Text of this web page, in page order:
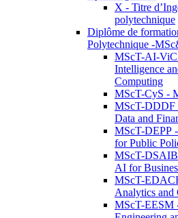
X - Titre
polytechnique
Diplôme de
Polytechnique -
MScT-AI-
Intelligence
Computing
MScT-CyS -
MScT-DDDF
Data and
MScT-DEPP
for Public
MScT-DSAIB
AI for
MScT-
Analytics and
MScT-EESM